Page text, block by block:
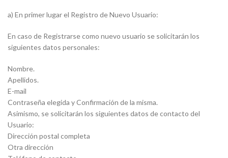
a) En primer lugar el Registro de Nuevo Usuario:
En caso de Registrarse como nuevo usuario se solicitarán los
siguientes datos personales:
Nombre.
Apellidos.
E-mail
Contraseña elegida y Confirmación de la misma.
Asimismo, se solicitarán los siguientes datos de contacto del
Usuario:
Dirección postal completa
Otra dirección